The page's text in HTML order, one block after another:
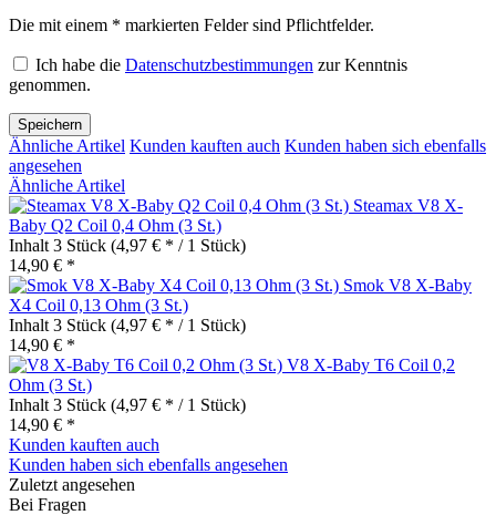
Die mit einem * markierten Felder sind Pflichtfelder.
Ich habe die Datenschutzbestimmungen zur Kenntnis
genommen.
Speichern
Ähnliche Artikel Kunden kauften auch Kunden haben sich ebenfalls
angesehen
Ähnliche Artikel
Steamax V8 X-
Baby Q2 Coil 0,4 Ohm (3 St.)
Inhalt 3 Stück (4,97 € * / 1 Stück)
14,90 € *
Smok V8 X-Baby
X4 Coil 0,13 Ohm (3 St.)
Inhalt 3 Stück (4,97 € * / 1 Stück)
14,90 € *
V8 X-Baby T6 Coil 0,2
Ohm (3 St.)
Inhalt 3 Stück (4,97 € * / 1 Stück)
14,90 € *
Kunden kauften auch
Kunden haben sich ebenfalls angesehen
Zuletzt angesehen
Bei Fragen